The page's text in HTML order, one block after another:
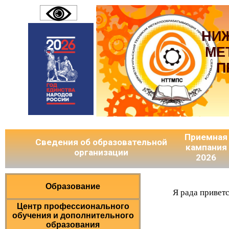
Сведения об образовательной
организации
Приемная
кампания
2026
Образование
Центр профессионального
обучения и дополнительного
образования
Я рада